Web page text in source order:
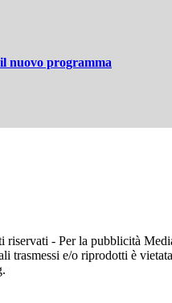
nuovo programma
- Per la pubblicità
trasmessi e/o riprodotti è